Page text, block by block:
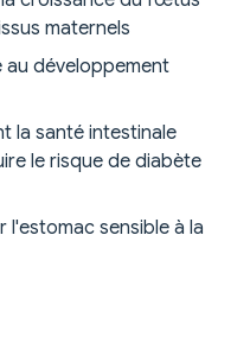
maternels
au développement
la santé intestinale
le risque de diabète
l'estomac sensible à la